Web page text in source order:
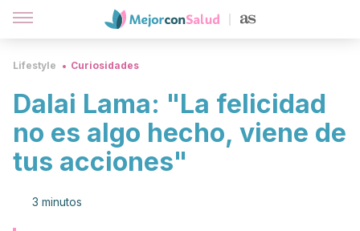
Lifestyle Curiosidades
Dalai Lama: "La felicidad
no es algo hecho, viene de
tus acciones"
3 minutos